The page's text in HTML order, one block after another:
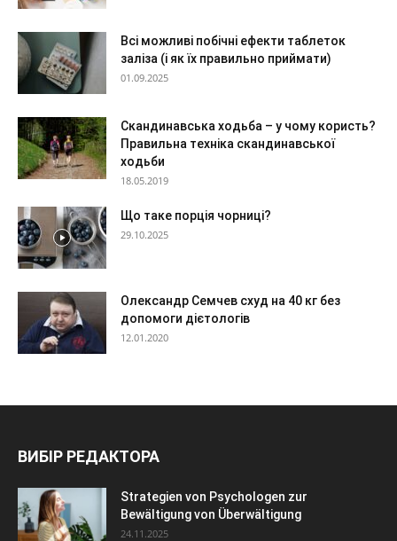
Всі можливі побічні ефекти таблеток
заліза (і як їх правильно приймати)
01.09.2025
Скандинавська ходьба – у чому користь?
Правильна техніка скандинавської
ходьби
18.05.2019
Що таке порція чорниці?
29.10.2025
Олександр Семчев схуд на 40 кг без
допомоги дієтологів
12.01.2020
ВИБІР РЕДАКТОРА
Strategien von Psychologen zur
Bewältigung von Überwältigung
24.11.2025